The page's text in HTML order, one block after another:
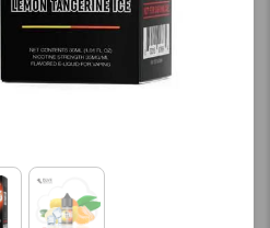
-
ک